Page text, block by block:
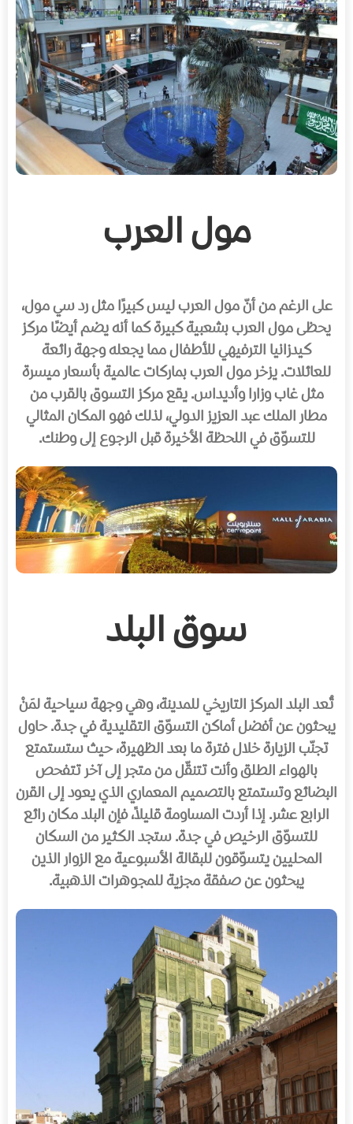
مول العرب
على الرغم من أنّ مول العرب ليس كبيرًا مثل رد سي مول،
يحظى مول العرب بشعبية كبيرة كما أنه يضم أيضًا مركز
كيدزانيا الترفيهي للأطفال مما يجعله وجهة رائعة
للعائلات. يزخر مول العرب بماركات عالمية بأسعار ميسرة
مثل غاب وزارا وأديداس. يقع مركز التسوق بالقرب من
مطار الملك عبد العزيز الدولي، لذلك فهو المكان المثالي
للتسوّق في اللحظة الأخيرة قبل الرجوع إلى وطنك.
سوق البلد
تُعد البلد المركز التاريخي للمدينة، وهي وجهة سياحية لمَنْ
يبحثون عن أفضل أماكن التسوّق التقليدية في جدة. حاول
تجنّب الزيارة خلال فترة ما بعد الظهيرة، حيث ستستمتع
بالهواء الطلق وأنت تتنقّل من متجر إلى آخر تتفحص
البضائع وتستمتع بالتصميم المعماري الذي يعود إلى القرن
الرابع عشر. إذا أردت المساومة قليلاً، فإن البلد مكان رائع
للتسوّق الرخيص في جدة. ستجد الكثير من السكان
المحليين يتسوّقون للبقالة الأسبوعية مع الزوار الذين
يبحثون عن صفقة مجزية للمجوهرات الذهبية.